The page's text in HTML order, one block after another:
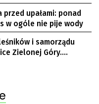
przed upałami: ponad
w ogóle nie pije wody
i samorządu
Zielonej Góry.